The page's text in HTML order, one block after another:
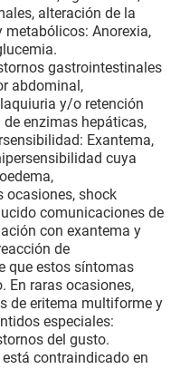
alteración de la
metabólicos: Anorexia,
gastrointestinales
abdominal,
y/o retención
enzimas hepáticas,
Exantema,
cuya
ocasiones, shock
comunicaciones de
con exantema y
de
que estos síntomas
En raras ocasiones,
de eritema multiforme y
especiales:
del gusto.
contraindicado en